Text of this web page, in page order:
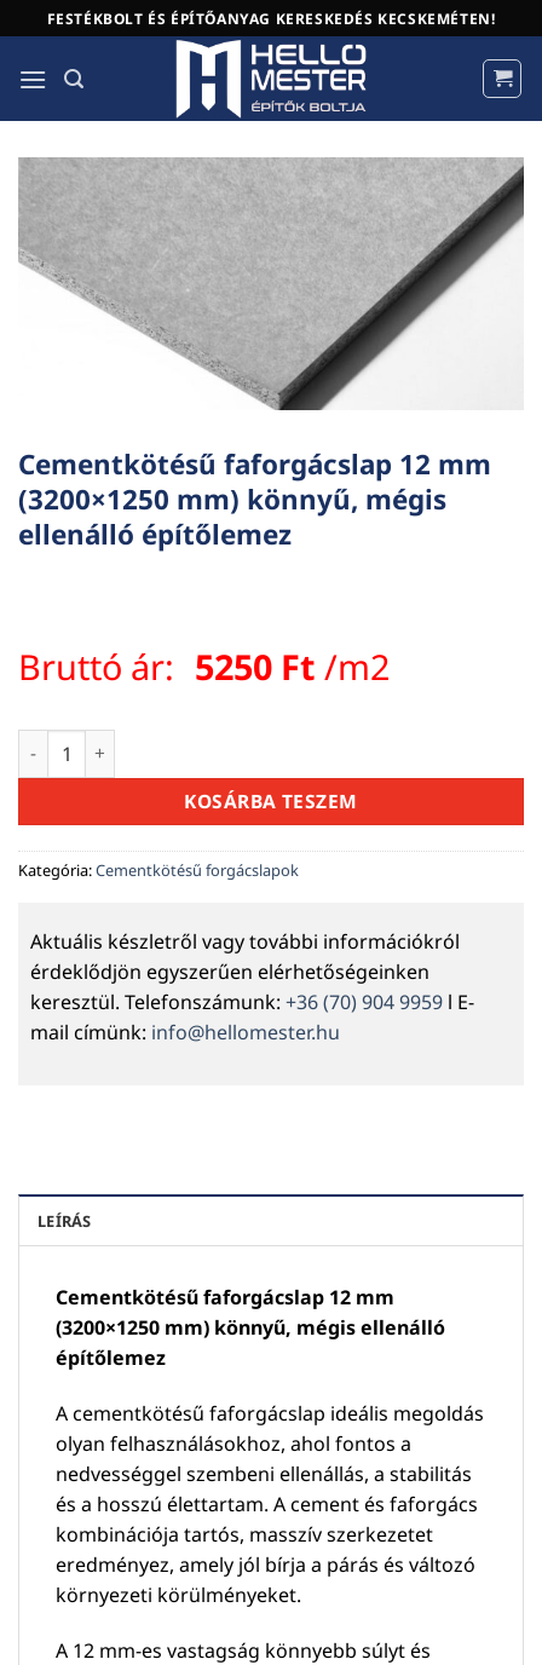
to
content
FESTÉKBOLT ÉS ÉPÍTŐANYAG KERESKEDÉS KECSKEMÉTEN!
Cementkötésű faforgácslap 12 mm
(3200×1250 mm) könnyű, mégis
ellenálló építőlemez
Bruttó ár: 5250 Ft /m2
Cementkötésű faforgácslap 12 mm (3200×1250 mm)
KOSÁRBA TESZEM
Kategória:Cementkötésű forgácslapok
Aktuális készletről vagy további információkról
érdeklődjön egyszerűen elérhetőségeinken
keresztül. Telefonszámunk: +36 (70) 904 9959 l E-
mail címünk: info@hellomester.hu
LEÍRÁS
Cementkötésű faforgácslap 12 mm
(3200×1250 mm) könnyű, mégis ellenálló
építőlemez
A cementkötésű faforgácslap ideális megoldás
olyan felhasználásokhoz, ahol fontos a
nedvességgel szembeni ellenállás, a stabilitás
és a hosszú élettartam. A cement és faforgács
kombinációja tartós, masszív szerkezetet
eredményez, amely jól bírja a párás és változó
környezeti körülményeket.
A 12 mm-es vastagság könnyebb súlyt és